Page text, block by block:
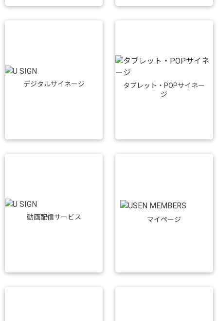
デジタルサイネージ
タブレット・POPサイネー
ジ
動画配信サービス マイページ